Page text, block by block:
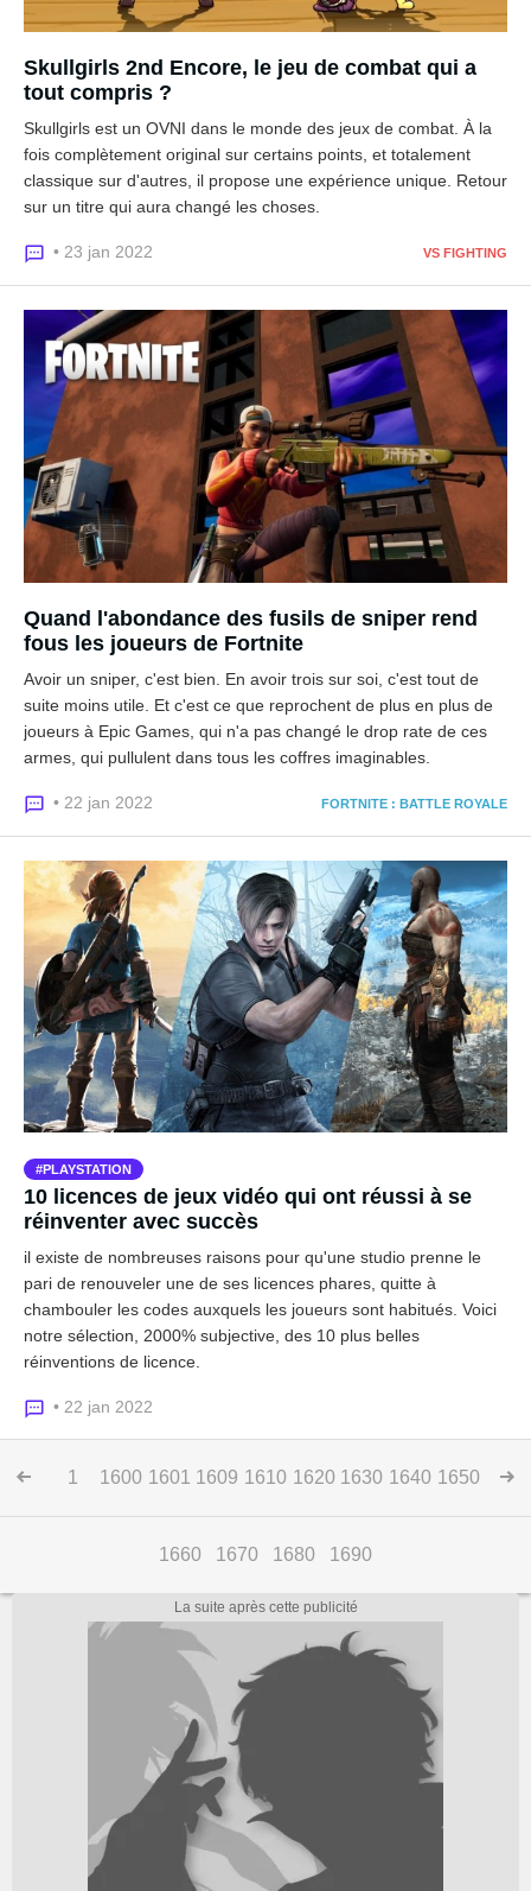
Skullgirls 2nd Encore, le jeu de combat qui a
tout compris ?
Skullgirls est un OVNI dans le monde des jeux de combat. À la
fois complètement original sur certains points, et totalement
classique sur d'autres, il propose une expérience unique. Retour
sur un titre qui aura changé les choses.
• 23 jan 2022 VS FIGHTING
Quand l'abondance des fusils de sniper rend
fous les joueurs de Fortnite
Avoir un sniper, c'est bien. En avoir trois sur soi, c'est tout de
suite moins utile. Et c'est ce que reprochent de plus en plus de
joueurs à Epic Games, qui n'a pas changé le drop rate de ces
armes, qui pullulent dans tous les coffres imaginables.
• 22 jan 2022 FORTNITE : BATTLE ROYALE
PLAYSTATION
10 licences de jeux vidéo qui ont réussi à se
réinventer avec succès
il existe de nombreuses raisons pour qu'une studio prenne le
pari de renouveler une de ses licences phares, quitte à
chambouler les codes auxquels les joueurs sont habitués. Voici
notre sélection, 2000% subjective, des 10 plus belles
réinventions de licence.
• 22 jan 2022
1 1600 1601 1609 1610 1620 1630 1640 1650
1660 1670 1680 1690